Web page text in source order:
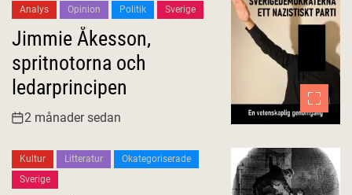
Analys Opinion Politik Sverige
Jimmie Åkesson,
spritnotorna och
ledarprincipen
2 månader sedan
Kultur Litteratur
Okategoriserade
Sverige